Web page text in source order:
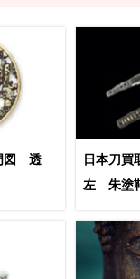
図 透
日本刀
左 朱塗